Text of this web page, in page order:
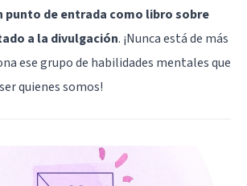
punto de entrada como libro sobre
a la divulgación. ¡Nunca está de más
ese grupo de habilidades mentales que
quienes somos!